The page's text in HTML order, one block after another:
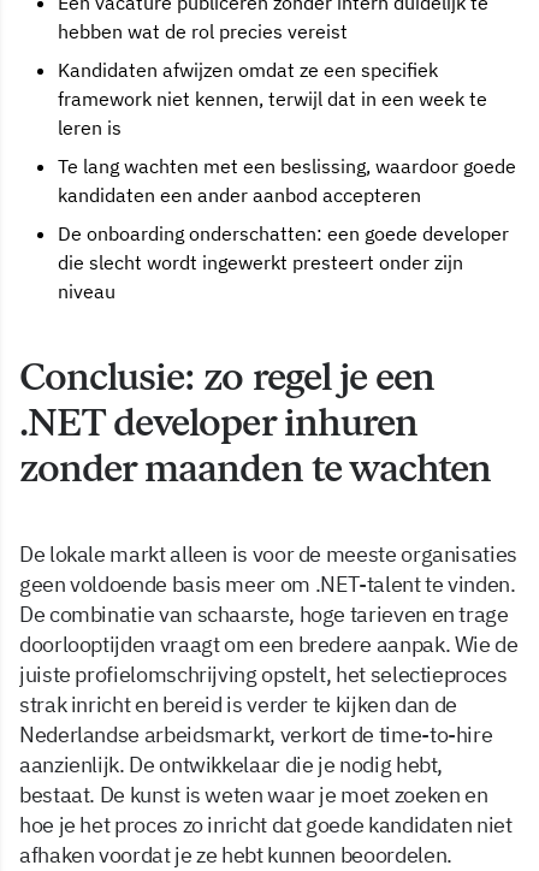
hebben wat de rol precies vereist
Kandidaten afwijzen omdat ze een specifiek
framework niet kennen, terwijl dat in een week te
leren is
Te lang wachten met een beslissing, waardoor goede
kandidaten een ander aanbod accepteren
De onboarding onderschatten: een goede developer
die slecht wordt ingewerkt presteert onder zijn
niveau
Conclusie: zo regel je een
.NET developer inhuren
zonder maanden te wachten
De lokale markt alleen is voor de meeste organisaties
geen voldoende basis meer om .NET-talent te vinden.
De combinatie van schaarste, hoge tarieven en trage
doorlooptijden vraagt om een bredere aanpak. Wie de
juiste profielomschrijving opstelt, het selectieproces
strak inricht en bereid is verder te kijken dan de
Nederlandse arbeidsmarkt, verkort de time-to-hire
aanzienlijk. De ontwikkelaar die je nodig hebt,
bestaat. De kunst is weten waar je moet zoeken en
hoe je het proces zo inricht dat goede kandidaten niet
afhaken voordat je ze hebt kunnen beoordelen.